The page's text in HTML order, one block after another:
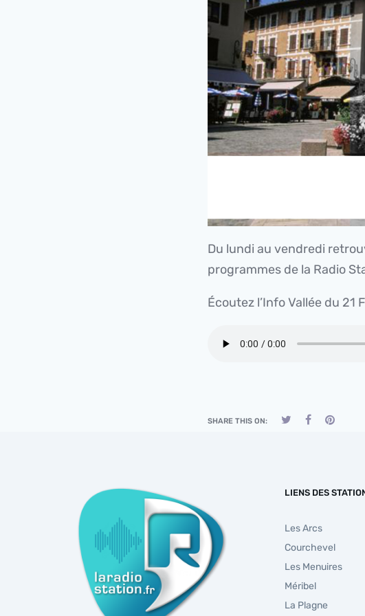
Du lundi au vendredi
programmes de la Radio
Écoutez l’Info Vallée du 21
SHARE THIS ON:
LIENS DES
Les Arcs
Courchevel
Les Menuires
Méribel
La Plagne